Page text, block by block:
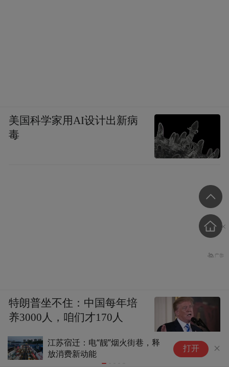
久睡不塌 MISSUKU凉感护颈记
忆枕大促：券后39.9元包邮
打开
美国科学家用AI设计出新病
毒
特朗普坐不住：中国每年培
养3000人，咱们才170人